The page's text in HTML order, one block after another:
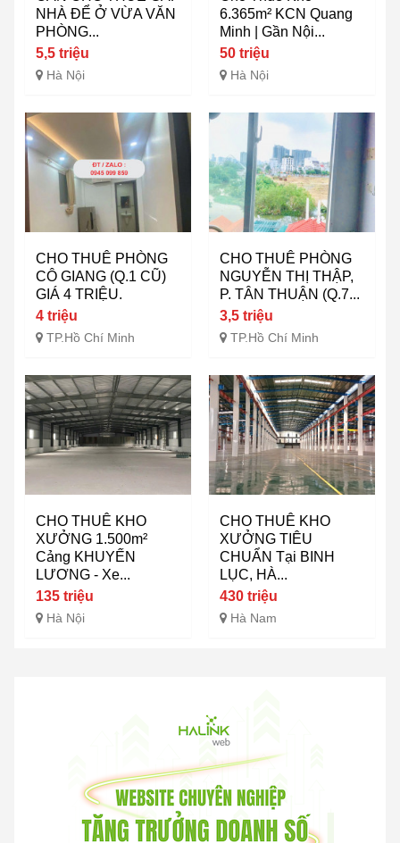
NHÀ ĐỂ Ở VỪA VĂN
PHÒNG...
5,5 triệu
Hà Nội
6.365m² KCN Quang
Minh | Gần Nội...
50 triệu
Hà Nội
CHO THUÊ PHÒNG
CÔ GIANG (Q.1 CŨ)
GIÁ 4 TRIỆU.
4 triệu
TP.Hồ Chí Minh
CHO THUÊ PHÒNG
NGUYỄN THỊ THẬP,
P. TÂN THUẬN (Q.7...
3,5 triệu
TP.Hồ Chí Minh
CHO THUÊ KHO
XƯỞNG 1.500m²
Cảng KHUYẾN
LƯƠNG - Xe...
135 triệu
Hà Nội
CHO THUÊ KHO
XƯỞNG TIÊU
CHUẨN Tại BINH
LỤC, HÀ...
430 triệu
Hà Nam